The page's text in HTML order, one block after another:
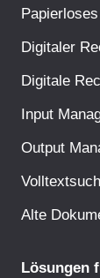
Digitaler
Digitale
Input
Output
Alte
Lösungen